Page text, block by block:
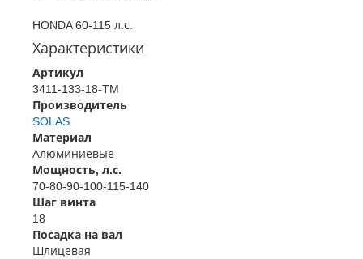
HONDA 60-115 л.с.
Характеристики
Артикул
3411-133-18-TM
Производитель
SOLAS
Материал
Алюминиевые
Мощность, л.с.
70-80-90-100-115-140
Шаг винта
18
Посадка на вал
Шлицевая